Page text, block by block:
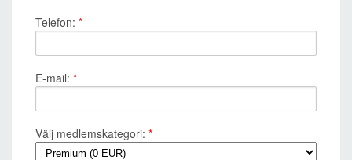
Telefon: *
E-mail: *
Välj medlemskategori: *